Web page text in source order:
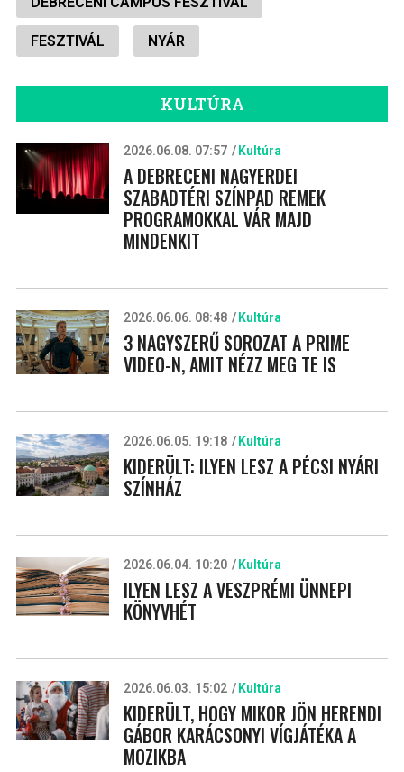
FESZTIVÁL NYÁR
KULTÚRA
2026.06.08. 07:57 Kultúra
A DEBRECENI NAGYERDEI
SZABADTÉRI SZÍNPAD REMEK
PROGRAMOKKAL VÁR MAJD
MINDENKIT
2026.06.06. 08:48 Kultúra
3 NAGYSZERŰ SOROZAT A PRIME
VIDEO-N, AMIT NÉZZ MEG TE IS
2026.06.05. 19:18 Kultúra
KIDERÜLT: ILYEN LESZ A PÉCSI NYÁRI
SZÍNHÁZ
2026.06.04. 10:20 Kultúra
ILYEN LESZ A VESZPRÉMI ÜNNEPI
KÖNYVHÉT
2026.06.03. 15:02 Kultúra
KIDERÜLT, HOGY MIKOR JÖN HERENDI
GÁBOR KARÁCSONYI VÍGJÁTÉKA A
MOZIKBA